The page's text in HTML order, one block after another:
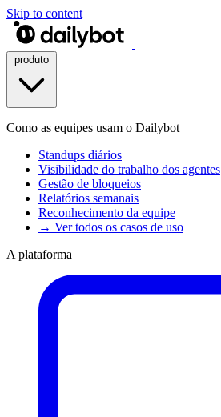
Skip to content
Como as equipes usam o Dailybot
Standups diários
Visibilidade do trabalho dos agentes
Gestão de bloqueios
Relatórios semanais
Reconhecimento da equipe
→ Ver todos os casos de uso
A plataforma